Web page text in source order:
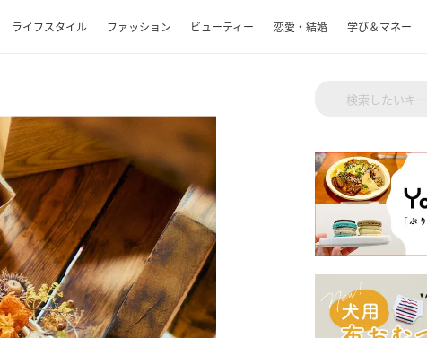
ライフスタイル ファッション ビューティー 恋愛・結婚 学び＆マネー